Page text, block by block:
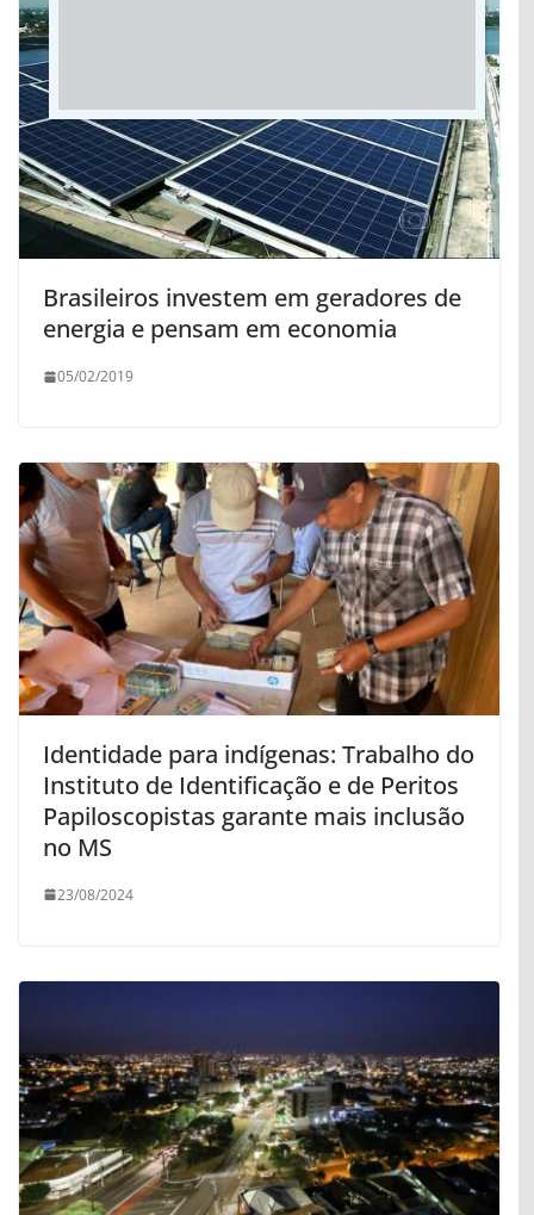
Brasileiros investem em geradores de
energia e pensam em economia
05/02/2019
Identidade para indígenas: Trabalho do
Instituto de Identificação e de Peritos
Papiloscopistas garante mais inclusão
no MS
23/08/2024